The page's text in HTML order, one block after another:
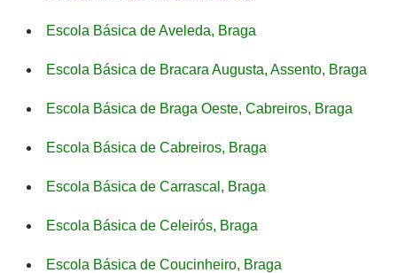
Escola Básica de Aveleda, Braga
Escola Básica de Bracara Augusta, Assento, Braga
Escola Básica de Braga Oeste, Cabreiros, Braga
Escola Básica de Cabreiros, Braga
Escola Básica de Carrascal, Braga
Escola Básica de Celeirós, Braga
Escola Básica de Coucinheiro, Braga